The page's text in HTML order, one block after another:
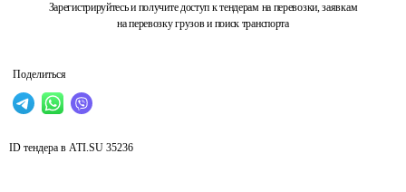
Зарегистрируйтесь и получите доступ к тендерам на перевозки, заявкам
на перевозку грузов и поиск транспорта
Поделиться
ID тендера в ATI.SU 35236